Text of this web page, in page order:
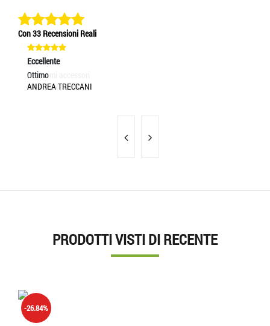
Con 33 Recensioni Reali
Eccellente
bellissimi accessori
MAXIM NISTOR
Eccellente
Ottimo
ANDREA TRECCANI
PRODOTTI VISTI DI RECENTE
'.'
-26.84%